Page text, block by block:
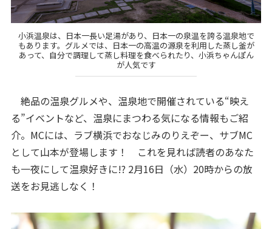
小浜温泉は、日本一長い足湯があり、日本一の泉温を誇る温泉地で
もあります。グルメでは、日本一の高温の源泉を利用した蒸し釜が
あって、自分で調理して蒸し料理を食べられたり、小浜ちゃんぽん
が人気です
絶品の温泉グルメや、温泉地で開催されている“映え
る”イベントなど、温泉にまつわる気になる情報もご紹
介。MCには、ラブ横浜でおなじみのりえぞー、サブMC
として山本が登場します！ これを見れば読者のあなた
も一夜にして温泉好きに!? 2月16日（水）20時からの放
送をお見逃しなく！